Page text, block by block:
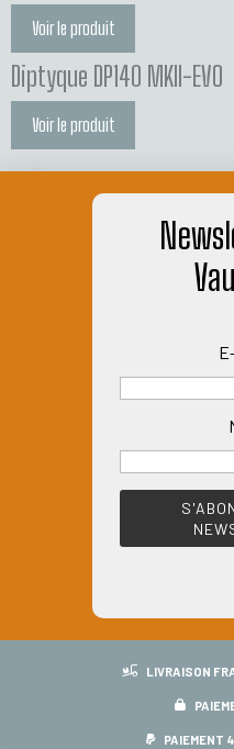
Voir le produit
Diptyque DP140 MKII-EVO
Voir le produit
LIVRAISON
PAIEMENT